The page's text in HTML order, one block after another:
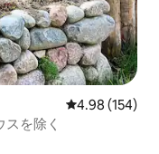
レビュー154
4.98 (154)
を除く